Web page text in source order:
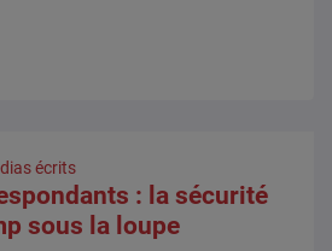
écrits
: la sécurité
sous la loupe